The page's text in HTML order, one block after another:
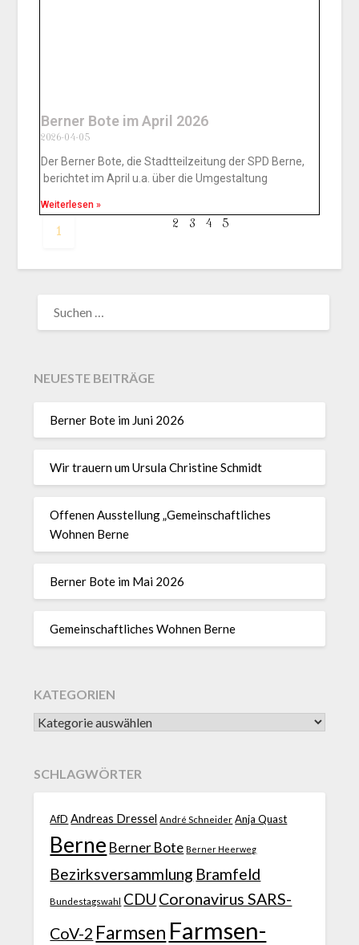
Berner Bote im April 2026
2026-04-05
Der Berner Bote, die Stadtteilzeitung der SPD Berne,
berichtet im April u.a. über die Umgestaltung
Weiterlesen »
1
2 3 4 5
NEUESTE BEITRÄGE
Berner Bote im Juni 2026
Wir trauern um Ursula Christine Schmidt
Offenen Ausstellung „Gemeinschaftliches
Wohnen Berne
Berner Bote im Mai 2026
Gemeinschaftliches Wohnen Berne
KATEGORIEN
SCHLAGWÖRTER
AfD Andreas Dressel André Schneider Anja Quast
Berne Berner Bote Berner Heerweg
Bezirksversammlung Bramfeld
Bundestagswahl CDU Coronavirus SARS-
CoV-2 Farmsen Farmsen-